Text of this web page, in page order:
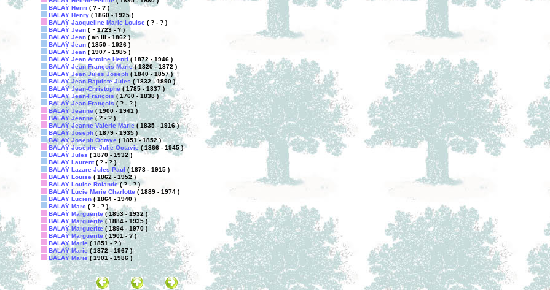
BALAŸ Henri ( ? - ? )
BALAŸ Henry ( 1860 - 1925 )
BALAŸ Jacqueline Marie Louise ( ? - ? )
BALAŸ Jean ( ~ 1723 - ? )
BALAŸ Jean ( an III - 1862 )
BALAŸ Jean ( 1850 - 1926 )
BALAŸ Jean ( 1907 - 1985 )
BALAŸ Jean Antoine Henri( 1872 - 1946 )
BALAŸ Jean François Marie( 1820 - 1872 )
BALAŸ Jean Jules Joseph ( 1840 - 1857 )
BALAŸ Jean-Baptiste Jules( 1832 - 1890 )
BALAŸ Jean-Christophe( 1785 - 1837 )
BALAŸ Jean-François( 1760 - 1838 )
BALAŸ Jean-François ( ? - ? )
BALAŸ Jeanne ( 1900 - 1941 )
BALAŸ Jeanne( ? - ? )
BALAŸ Jeanne Valérie Marie( 1835 - 1916 )
BALAŸ Joseph( 1879 - 1935 )
BALAŸ Joseph Octave ( 1851 - 1852 )
BALAŸ Josèphe Julie Octavie( 1866 - 1945 )
BALAŸ Jules ( 1870 - 1932 )
BALAŸ Laurent( ? - ? )
BALAŸ Lazare Jules Paul ( 1878 - 1915 )
BALAŸ Louise ( 1862 - 1952 )
BALAŸ Louise Rolande( ? - ? )
BALAŸ Lucie Marie Charlotte ( 1889 - 1974 )
BALAŸ Lucien ( 1864 - 1940 )
BALAŸ Marc ( ? - ? )
BALAŸ Marguerite ( 1853 - 1932 )
BALAŸ Marguerite( 1884 - 1935 )
BALAŸ Marguerite ( 1894 - 1970 )
BALAŸ Marguerite( 1901 - ? )
BALAŸ Marie ( 1851 - ? )
BALAŸ Marie ( 1872 - 1967 )
BALAŸ Marie( 1901 - 1986 )